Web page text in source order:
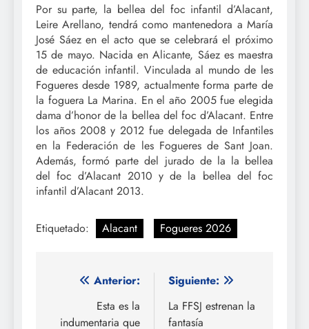
Por su parte, la bellea del foc infantil d’Alacant,
Leire Arellano, tendrá como mantenedora a María
José Sáez en el acto que se celebrará el próximo
15 de mayo. Nacida en Alicante, Sáez es maestra
de educación infantil. Vinculada al mundo de les
Fogueres desde 1989, actualmente forma parte de
la foguera La Marina. En el año 2005 fue elegida
dama d’honor de la bellea del foc d’Alacant. Entre
los años 2008 y 2012 fue delegada de Infantiles
en la Federación de les Fogueres de Sant Joan.
Además, formó parte del jurado de la la bellea
del foc d’Alacant 2010 y de la bellea del foc
infantil d’Alacant 2013.
Etiquetado: Alacant Fogueres 2026
Navegación
Anterior:
Esta es la
indumentaria que
Siguiente:
La FFSJ estrenan la
fantasía